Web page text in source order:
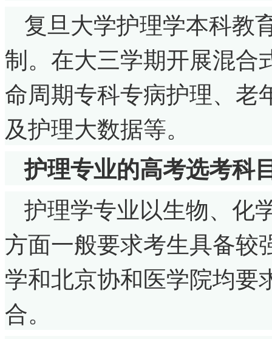
复旦大学护理学本科教
制。在大三学期开展混合
命周期专科专病护理、老
及护理大数据等。
护理专业的高考选考科
护理学专业以生物、化
方面一般要求考生具备较
学和北京协和医学院均要
合。